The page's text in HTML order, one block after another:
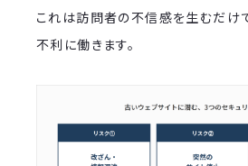
これは訪問者の不信感を生むだけ
不利に働きます。